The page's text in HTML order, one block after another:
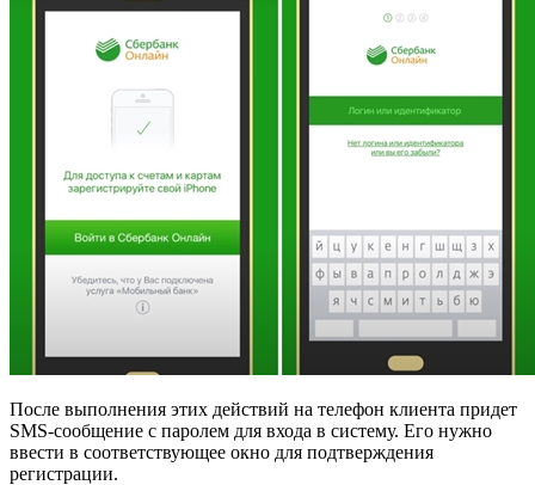
После выполнения этих действий на телефон клиента придет
SMS-сообщение с паролем для входа в систему. Его нужно
ввести в соответствующее окно для подтверждения
регистрации.